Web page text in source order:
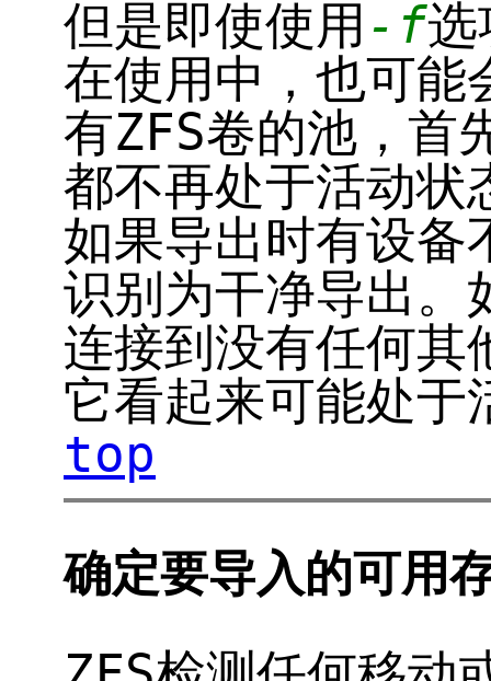
但是即使使用 -f选
在使用中，也可能
有ZFS卷的池，首
都不再处于活动状
如果导出时有设备
识别为干净导出。
连接到没有任何其
它看起来可能处于
top
确定要导入的可用